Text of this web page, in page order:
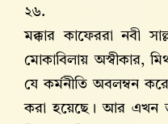
২৬.
মক্কার কাফেররা নবী
মোকাবিলায় অস্বীকার,
যে কর্মনীতি অবলম্বন
করা হয়েছে। আর এখন